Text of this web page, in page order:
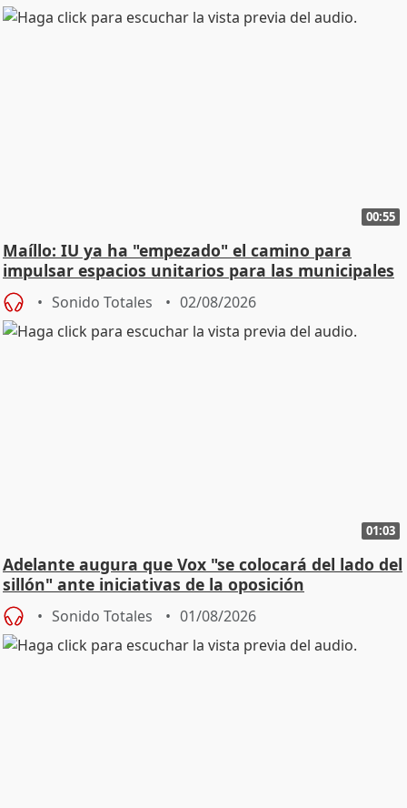
00:55
Maíllo: IU ya ha "empezado" el camino para
impulsar espacios unitarios para las municipales
Sonido Totales 02/08/2026
01:03
Adelante augura que Vox "se colocará del lado del
sillón" ante iniciativas de la oposición
Sonido Totales 01/08/2026